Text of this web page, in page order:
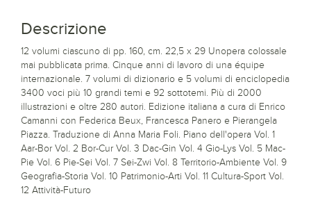
Descrizione
12 volumi ciascuno di pp. 160, cm. 22,5 x 29 Unopera colossale
mai pubblicata prima. Cinque anni di lavoro di una équipe
internazionale. 7 volumi di dizionario e 5 volumi di enciclopedia
3400 voci più 10 grandi temi e 92 sottotemi. Più di 2000
illustrazioni e oltre 280 autori. Edizione italiana a cura di Enrico
Camanni con Federica Beux, Francesca Panero e Pierangela
Piazza. Traduzione di Anna Maria Foli. Piano dell'opera Vol. 1
Aar-Bor Vol. 2 Bor-Cur Vol. 3 Dac-Gin Vol. 4 Gio-Lys Vol. 5 Mac-
Pie Vol. 6 Pie-Sei Vol. 7 Sei-Zwi Vol. 8 Territorio-Ambiente Vol. 9
Geografia-Storia Vol. 10 Patrimonio-Arti Vol. 11 Cultura-Sport Vol.
12 Attività-Futuro